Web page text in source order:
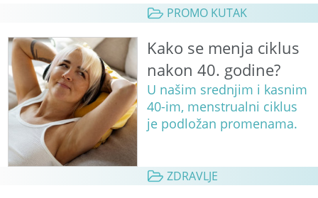
PROMO KUTAK
Kako se menja ciklus
nakon 40. godine?
U našim srednjim i kasnim
40-im, menstrualni ciklus
je podložan promenama.
ZDRAVLJE